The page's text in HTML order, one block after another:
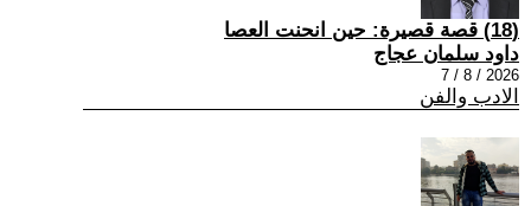
(18) قصة قصيرة: حين انحنت العصا
داود سلمان عجاج
2026 / 8 / 7
الادب والفن